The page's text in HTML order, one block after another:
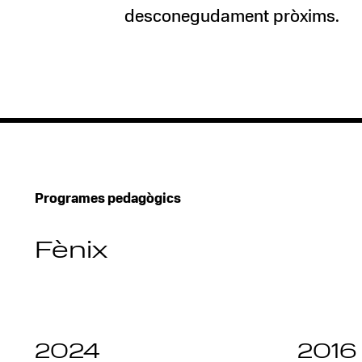
desconegudament pròxims.
Programes pedagògics
Fènix
2024 2016